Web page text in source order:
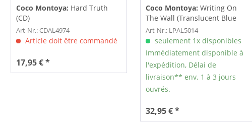
Coco Montoya: Hard Truth
(CD)
Art-Nr.: CDAL4974
Article doit être commandé
17,95 € *
Coco Montoya: Writing On
The Wall (Translucent Blue
Coloured...
Art-Nr.: LPAL5014
seulement 1x disponibles
Immédiatement disponible à
l'expédition, Délai de
livraison** env. 1 à 3 jours
ouvrés.
32,95 € *